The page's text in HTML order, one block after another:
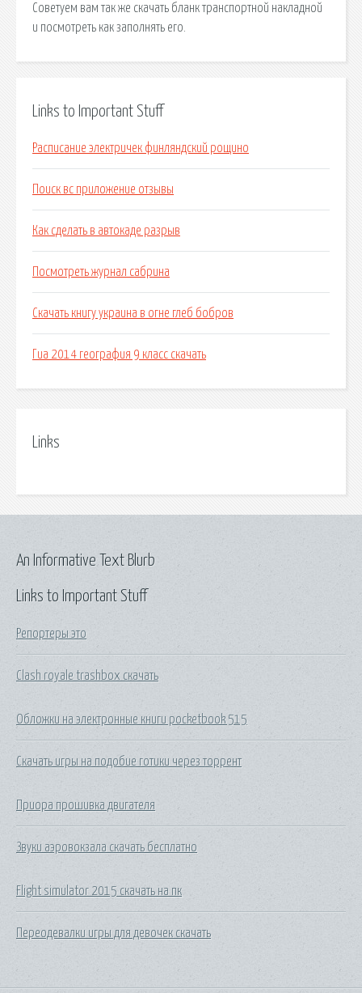
Советуем вам так же скачать бланк транспортной накладной
и посмотреть как заполнять его.
Links to Important Stuff
Расписание электричек финляндский рощино
Поиск вс приложение отзывы
Как сделать в автокаде разрыв
Посмотреть журнал сабрина
Скачать книгу украина в огне глеб бобров
Гиа 2014 география 9 класс скачать
Links
Links to Important Stuff
Репортеры это
Clash royale trashbox скачать
Обложки на электронные книги pocketbook 515
Скачать игры на подобие готики через торрент
Приора прошивка двигателя
Звуки аэровокзала скачать бесплатно
Flight simulator 2015 скачать на пк
Переодевалки игры для девочек скачать
An Informative Text Blurb